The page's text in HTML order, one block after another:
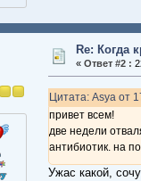
Re: Когда
« Ответ #2 :
Цитата: Asya от
привет всем!
две недели
антибиотик. на
Ужас какой,